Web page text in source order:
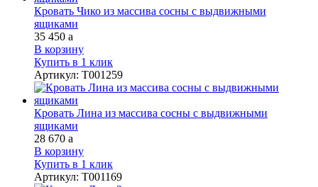
Кровать Чико из массива сосны с выдвижными
ящиками
35 450 a
В корзину
Купить в 1 клик
Артикул: Т001259
Кровать Лина из массива сосны с выдвижными
ящиками
28 670 a
В корзину
Купить в 1 клик
Артикул: Т001169